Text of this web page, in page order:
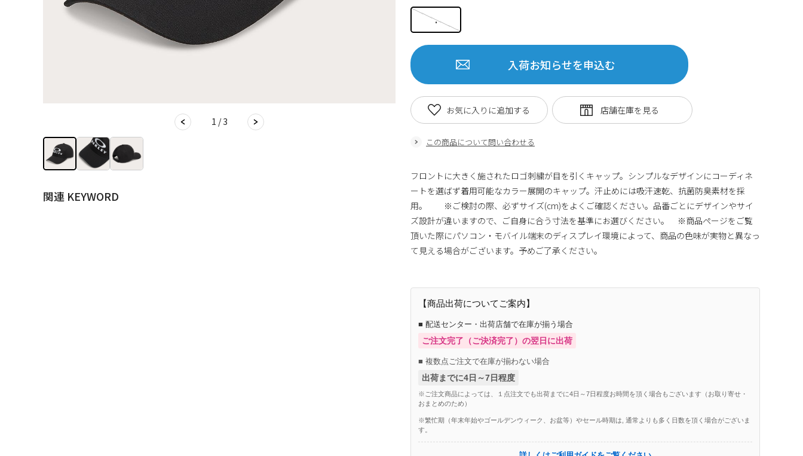
1 / 3
関連 KEYWORD
.
入荷お知らせを申込む
この商品について問い合わせる
お気に入りに追加する
フロントに大きく施されたロゴ刺繍が目を引くキャップ。シンプルなデザインにコーディネ
ートを選ばず着用可能なカラー展開のキャップ。汗止めには吸汗速乾、抗菌防臭素材を採
用。 ※ご検討の際、必ずサイズ(cm)をよくご確認ください。品番ごとにデザインやサイ
ズ設計が違いますので、ご自身に合う寸法を基準にお選びください。 ※商品ページをご覧
頂いた際にパソコン・モバイル端末のディスプレイ環境によって、商品の色味が実物と異なっ
て見える場合がございます。予めご了承ください。
【商品出荷についてご案内】
■ 配送センター・出荷店舗で在庫が揃う場合
ご注文完了（ご決済完了）の翌日に出荷
■ 複数点ご注文で在庫が揃わない場合
出荷までに4日～7日程度
※ご注文商品によっては、１点注文でも出荷までに4日～7日程度お時間を頂く場合もございます（お取り寄せ・
おまとめのため）
※繁忙期（年末年始やゴールデンウィーク、お盆等）やセール時期は, 通常よりも多く日数を頂く場合がございま
す。